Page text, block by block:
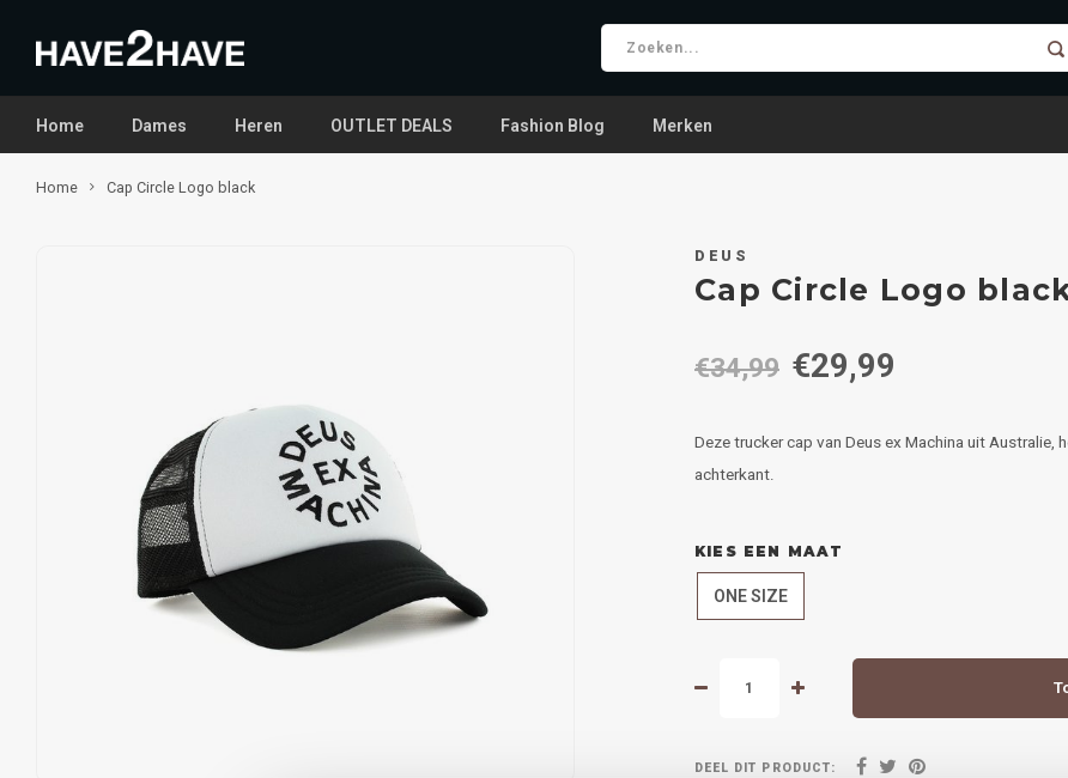
Home Dames Heren OUTLET DEALS Fashion Blog Merken
Home Cap Circle Logo black
DEUS
Cap Circle Logo
€34,99 €29,99
Deze trucker cap van Deus ex Machina uit Australie,
achterkant.
KIES EEN MAAT
ONE SIZE
DEEL DIT PRODUCT: